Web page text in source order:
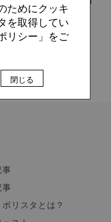
ーム
事
事
リスタとは？
ためにクッキ
を取得してい
リシー」をご
閉じる